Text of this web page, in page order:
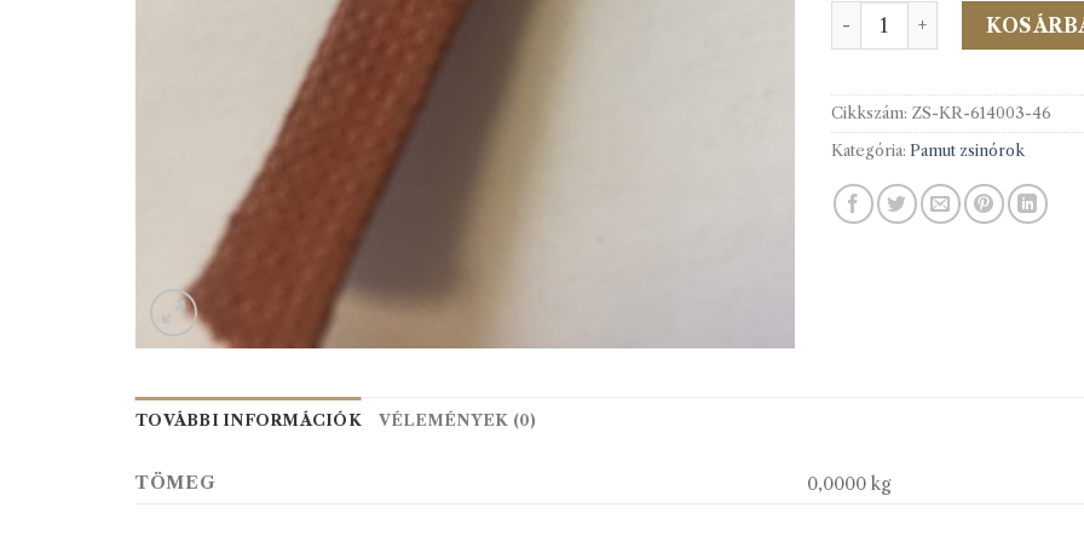
614003 Viaszolt pamut
Cikkszám: ZS-KR-614003-46
Kategória: Pamut zsinórok
TOVÁBBI INFORMÁCIÓK VÉLEMÉNYEK (0)
TÖMEG 0,0000 kg